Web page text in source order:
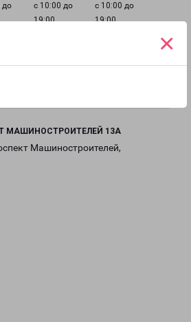
×
до
с 10:00 до
19:00
с 10:00 до
19:00
Выходной
МАШИНОСТРОИТЕЛЕЙ 13А
Машиностроителей,